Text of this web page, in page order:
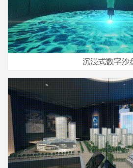
沉浸式数字沙